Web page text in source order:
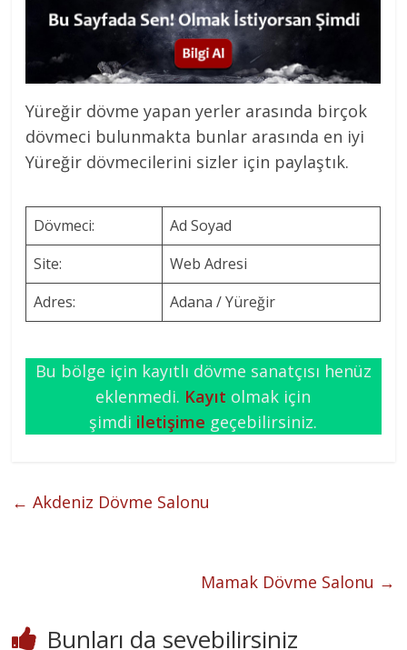
Yüreğir dövme yapan yerler arasında birçok
dövmeci bulunmakta bunlar arasında en iyi
Yüreğir dövmecilerini sizler için paylaştık.
Dövmeci:
Ad Soyad
Site:
Web Adresi
Adres:
Adana / Yüreğir
Bu bölge için kayıtlı dövme sanatçısı henüz
eklenmedi. Kayıt olmak için
şimdi iletişime geçebilirsiniz.
← Akdeniz Dövme Salonu
Mamak Dövme Salonu →
Bunları da sevebilirsiniz